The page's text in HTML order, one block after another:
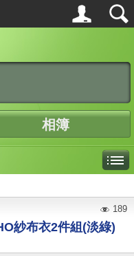
相簿
紗布衣2件組(淡綠)
189